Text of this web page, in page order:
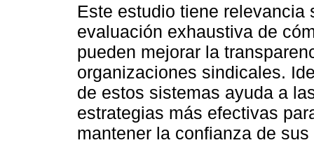
Este estudio tiene
evaluación exhaustiva de
pueden mejorar la
organizaciones sindicales.
de estos sistemas ayuda a
estrategias más efectivas
mantener la confianza de